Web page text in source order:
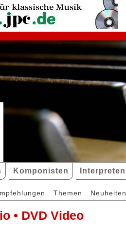
Komponisten Interpreten
Themen Neuheiten
• DVD Video